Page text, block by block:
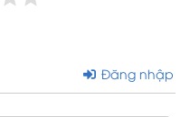
Đăng nhập